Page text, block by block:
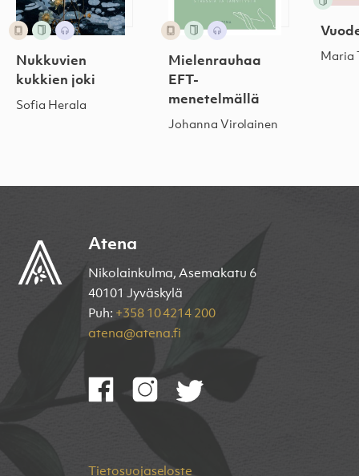
Nukkuvien
kukkien joki
Sofia Herala
Mielenrauhaa
EFT-
menetelmällä
Johanna Virolainen
Maria
Atena
Nikolainkulma, Asemakatu 6
40101 Jyväskylä
Puh: +358 10 4214 200
atena@atena.fi
Tietosuojaseloste